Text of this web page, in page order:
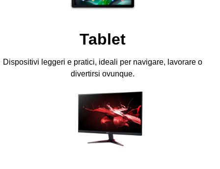
Tablet
Dispositivi leggeri e pratici, ideali per navigare, lavorare o
divertirsi ovunque.